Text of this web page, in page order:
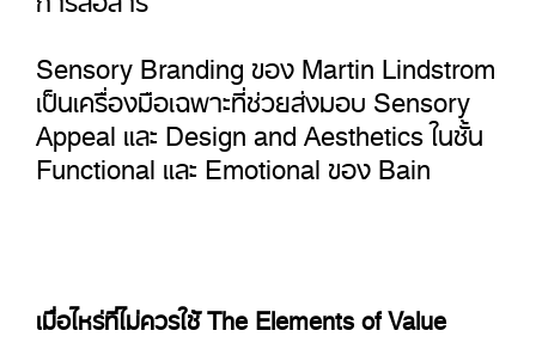
Sensory Branding ของ Martin Lindstrom
เป็นเครื่องมือเฉพาะที่ช่วยส่งมอบ Sensory
Appeal และ Design and Aesthetics ในชั้น
Functional และ Emotional ของ Bain
เมื่อไหร่ที่ไม่ควรใช้ The Elements of Value